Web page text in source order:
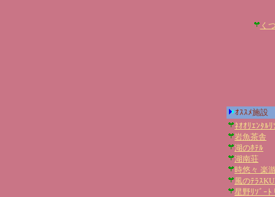
く
ｵｽｽﾒ施設
ﾈｵｵﾘｴﾝﾀﾙ
岩魚茶舎
湖のﾎﾃﾙ
湖南荘
時悠々 楽
風のﾃﾗｽ
星野ﾘｿﾞｰﾄ